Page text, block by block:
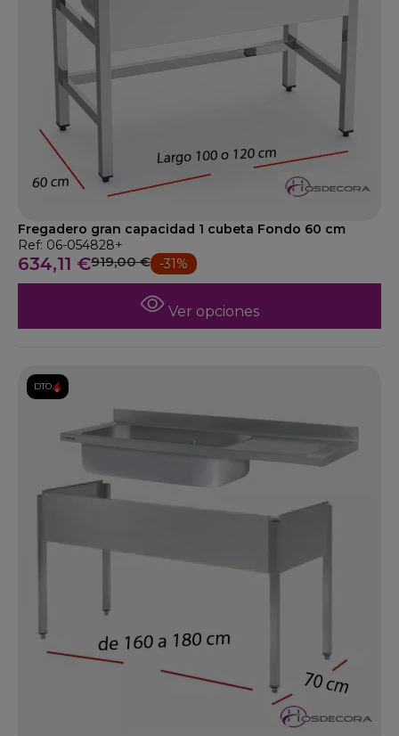
Fregadero gran capacidad 1 cubeta Fondo 60 cm
Ref: 06-054828+
634,11 €919,00 € -31%
Ver opciones
DTO.